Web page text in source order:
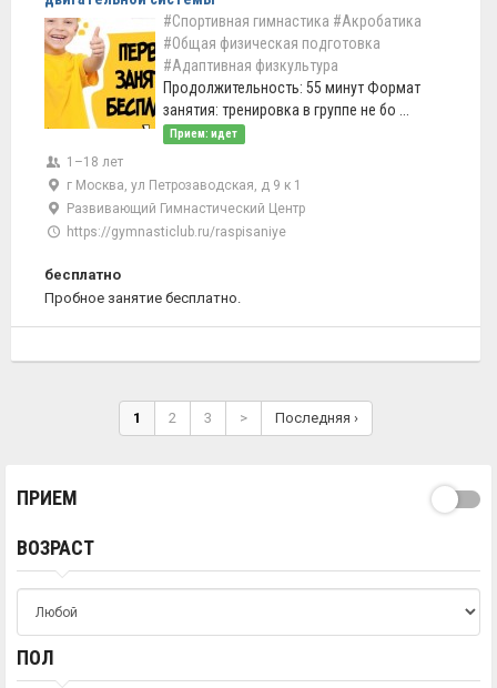
#Спортивная гимнастика #Акробатика
#Общая физическая подготовка
#Адаптивная физкультура
Продолжительность: 55 минут Формат
занятия: тренировка в группе не бо ...
Прием: идет
1–18 лет
г Москва, ул Петрозаводская, д 9 к 1
Развивающий Гимнастический Центр
https://gymnasticlub.ru/raspisaniye
бесплатно
Пробное занятие бесплатно.
1 2 3 > Последняя ›
ПРИЕМ
ВОЗРАСТ
ПОЛ